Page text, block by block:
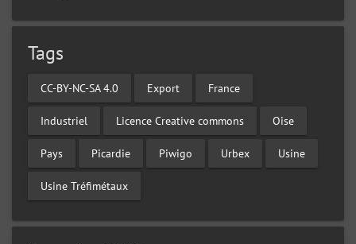
Tags
CC-BY-NC-SA 4.0 Export France
Industriel Licence Creative commons Oise
Pays Picardie Piwigo Urbex Usine
Usine Tréfimétaux